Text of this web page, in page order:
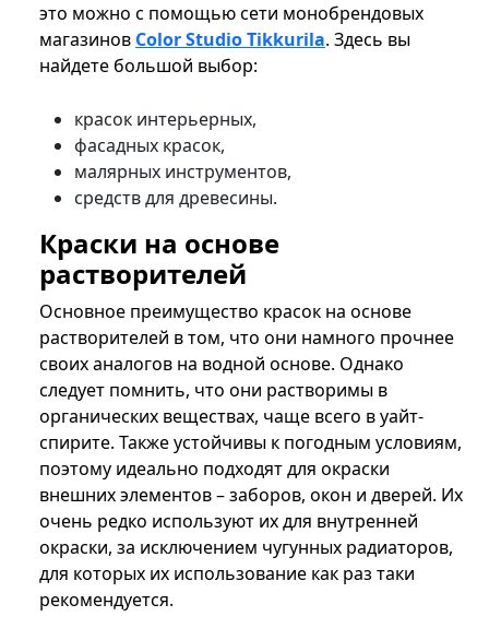
это можно с помощью сети монобрендовых
магазинов Color Studio Tikkurila. Здесь вы
найдете большой выбор:
красок интерьерных,
фасадных красок,
малярных инструментов,
средств для древесины.
Краски на основе
растворителей
Основное преимущество красок на основе
растворителей в том, что они намного прочнее
своих аналогов на водной основе. Однако
следует помнить, что они растворимы в
органических веществах, чаще всего в уайт-
спирите. Также устойчивы к погодным условиям,
поэтому идеально подходят для окраски
внешних элементов – заборов, окон и дверей. Их
очень редко используют их для внутренней
окраски, за исключением чугунных радиаторов,
для которых их использование как раз таки
рекомендуется.